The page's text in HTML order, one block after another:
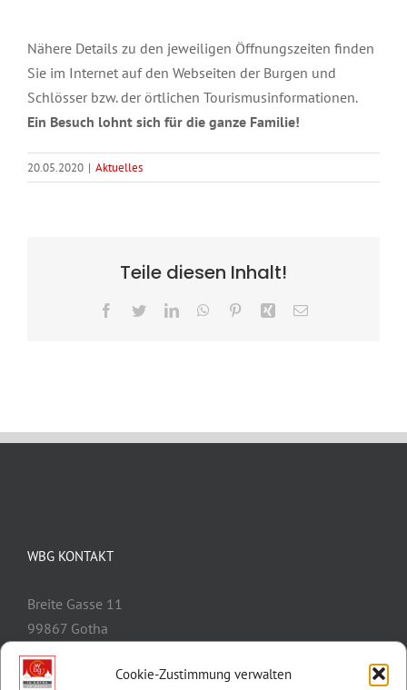
Cookie-Zustimmung verwalten
Nähere Details zu den jeweiligen Öffnungszeiten finden
Sie im Internet auf den Webseiten der Burgen und
Schlösser bzw. der örtlichen Tourismusinformationen.
Ein Besuch lohnt sich für die ganze Familie!
20.05.2020 | Aktuelles
Teile diesen Inhalt!
Facebook
TwitterLinkedInWhatsApp
PinterestXing E-
WBG KONTAKT
Breite Gasse 11
99867 Gotha
Telefon:
E-Mail:
info@wbg-gotha.de